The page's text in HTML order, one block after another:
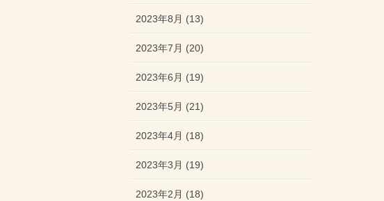
2023年8月 (13)
2023年7月 (20)
2023年6月 (19)
2023年5月 (21)
2023年4月 (18)
2023年3月 (19)
2023年2月 (18)